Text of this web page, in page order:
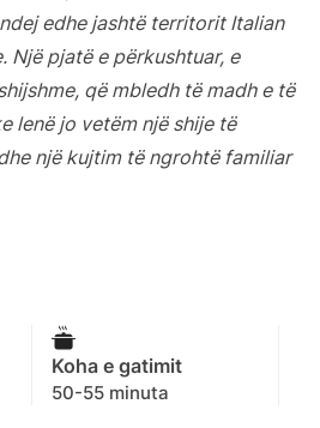
edhe jashtë territorit Italian
Një pjatë e përkushtuar, e
që mbledh të madh e të
lenë jo vetëm një shije të
një kujtim të ngrohtë familiar
Koha e gatimit
50-55 minuta